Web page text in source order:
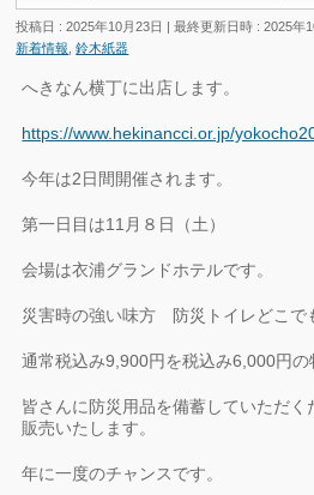
投稿日 : 2025年10月23日 最終更新日時 : 2025年
新着情報 ,鈴木紙器
へきなん横丁に出店します。
https://www.hekinancci.or.jp/
今年は2日間開催されます。
第一日目は11月８日（土）
会場は衣浦グランドホテルです。
災害時の強い味方 防災トイレどこで
通常税込み9,900円を税込み6,000円の
皆さんに防災用品を備蓄していただ
販売いたします。
年に一度のチャンスです。